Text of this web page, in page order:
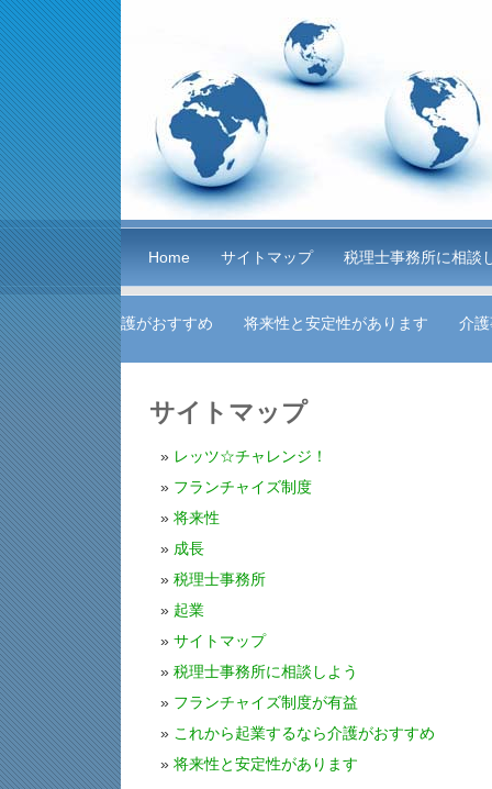
Home サイトマップ 税理士事務所に相談
護がおすすめ 将来性と安定性があります 介
サイトマップ
レッツ☆チャレンジ！
フランチャイズ制度
将来性
成長
税理士事務所
起業
サイトマップ
税理士事務所に相談しよう
フランチャイズ制度が有益
これから起業するなら介護がおすすめ
将来性と安定性があります